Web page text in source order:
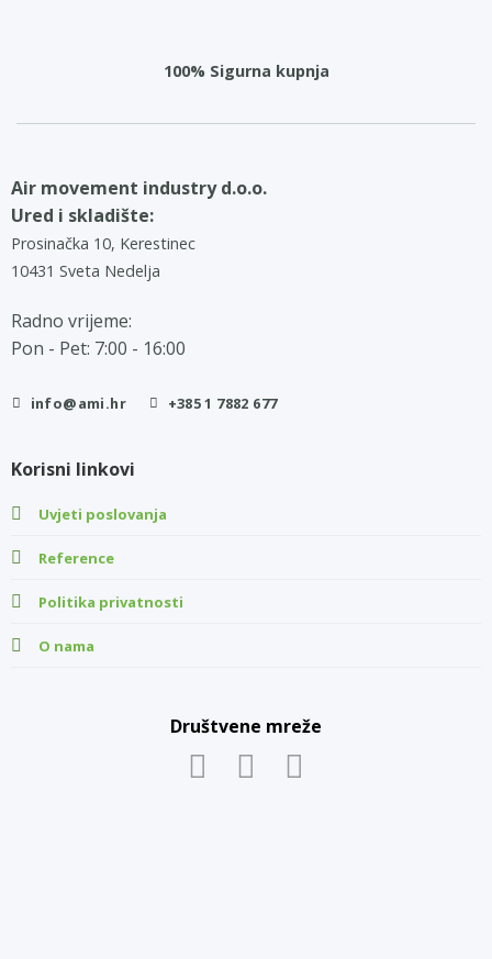
100% Sigurna kupnja
Air movement industry d.o.o.
Ured i skladište:
Prosinačka 10, Kerestinec
10431 Sveta Nedelja
Radno vrijeme:
Pon - Pet: 7:00 - 16:00
info@ami.hr +385 1 7882 677
Korisni linkovi
Uvjeti poslovanja
Reference
Politika privatnosti
O nama
Društvene mreže